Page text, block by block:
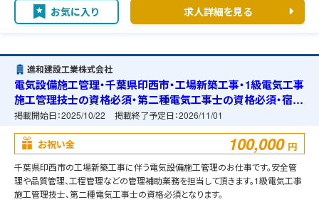
お気に入り 求人詳細を見る
進和建設工業株式会社
電気設備施工管理・千葉県印西市・工場新築工事・1級電気工事
施工管理技士の資格必須・第二種電気工事士の資格必須・宿舎
の準備可能
掲載開始日：2025/10/22 掲載終了予定日：2026/11/01
お祝い金 100,000 円
千葉県印西市の工場新築工事に伴う電気設備施工管理のお仕事です。安全管
理や品質管理、工程管理などの管理補助業務を担当して頂きます。1級電気工事
施工管理技士、第二種電気工事士の資格必須となります。